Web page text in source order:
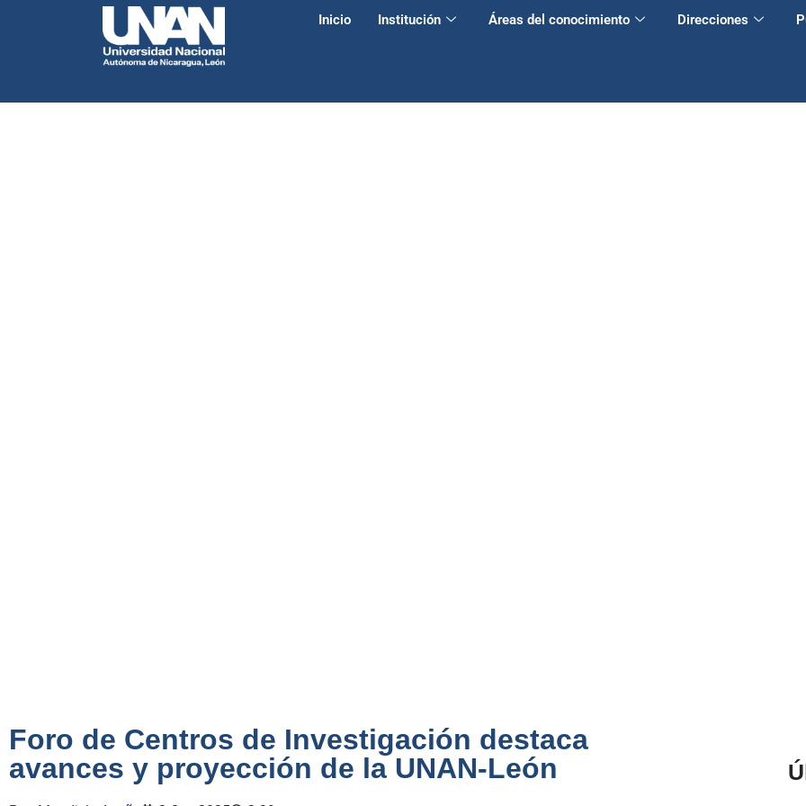
Inicio Institución Áreas del conocimiento Direcciones
Foro de Centros de Investigación destaca
avances y proyección de la UNAN-León